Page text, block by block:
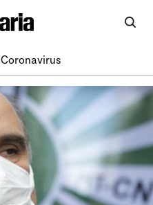
Coronavirus